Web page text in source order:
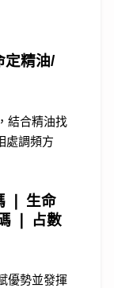
定精油/
結合精油找
處調頻方
❘ 生命
❘ 占數
優勢並發揮